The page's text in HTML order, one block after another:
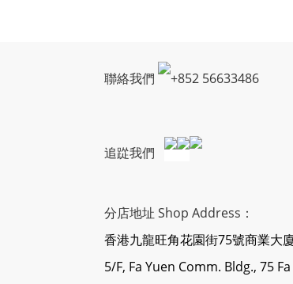
聯絡我們 +852 56633486
追踨我們
分店地址 Shop Address：
香港九龍旺角花園街75號商業大
5/F, Fa Yuen Comm. Bldg., 75